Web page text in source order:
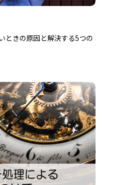
ときの原因と解決する5つの